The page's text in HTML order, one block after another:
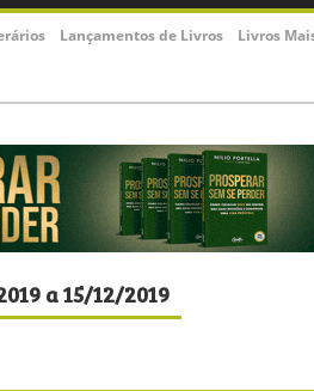
Lançamentos de Livros Livros
a 15/12/2019